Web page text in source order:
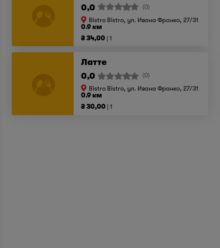
0,0
(0)
Bistro Bistro, ул. Ивана Франко, 27/31
0.9 км
₴ 34,00
1
Латте
0,0
(0)
Bistro Bistro, ул. Ивана Франко, 27/31
0.9 км
₴ 30,00
1